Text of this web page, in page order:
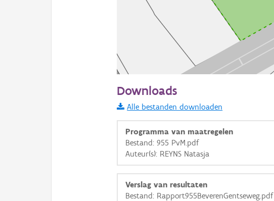
Informatie Vlaanderen
i
+ −
Downloads
Alle bestanden downloaden
Programma van maatregelen
Bestand: 955 PvM.pdf
Auteur(s): REYNS Natasja
Verslag van resultaten
Bestand: Rapport955BeverenGentseweg.pdf